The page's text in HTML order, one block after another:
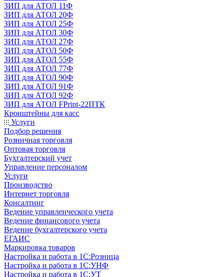
ЗИП для АТОЛ 11Ф
ЗИП для АТОЛ 20Ф
ЗИП для АТОЛ 25Ф
ЗИП для АТОЛ 30Ф
ЗИП для АТОЛ 27Ф
ЗИП для АТОЛ 50Ф
ЗИП для АТОЛ 55Ф
ЗИП для АТОЛ 77Ф
ЗИП для АТОЛ 90Ф
ЗИП для АТОЛ 91Ф
ЗИП для АТОЛ 92Ф
ЗИП для АТОЛ FPrint-22ПТК
Кронштейны для касс
Услуги
Подбор решения
Розничная торговля
Оптовая торговля
Бухгалтерский учет
Управление персоналом
Услуги
Производство
Интернет торговля
Консалтинг
Ведение управленческого учета
Ведение финансового учета
Ведение бухгалтерского учета
ЕГАИС
Маркировка товаров
Настройка и работа в 1С:Розница
Настройка и работа в 1С:УНФ
Настройка и работа в 1С:УТ